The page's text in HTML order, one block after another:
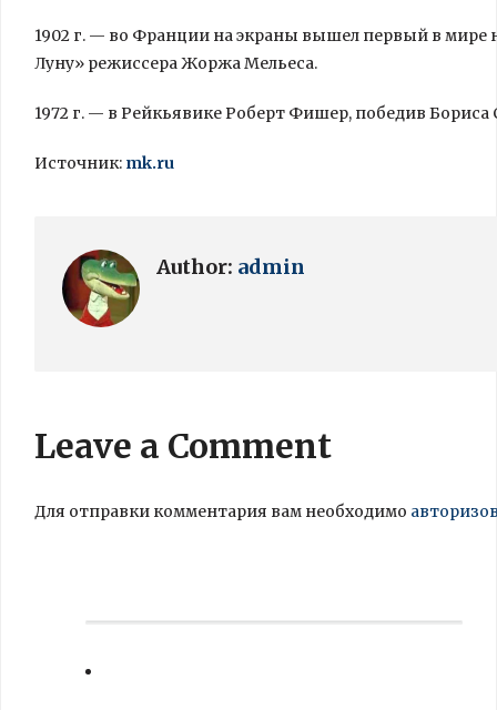
1902 г. — во Франции на экраны вышел первый в
Луну» режиссера Жоржа Мельеса.
1972 г. — в Рейкьявике Роберт Фишер, победив
Источник: mk.ru
Author: admin
Leave a Comment
Для отправки комментария вам необходимо